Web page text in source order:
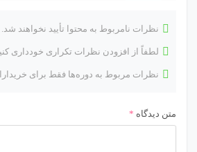
نظرات نامربوط به محتوا تأیید نخواهند شد.
لطفاً از افزودن نظرات تکراری خودداری
نظرات مربوط به دوره‌ها فقط برای
متن دیدگاه *